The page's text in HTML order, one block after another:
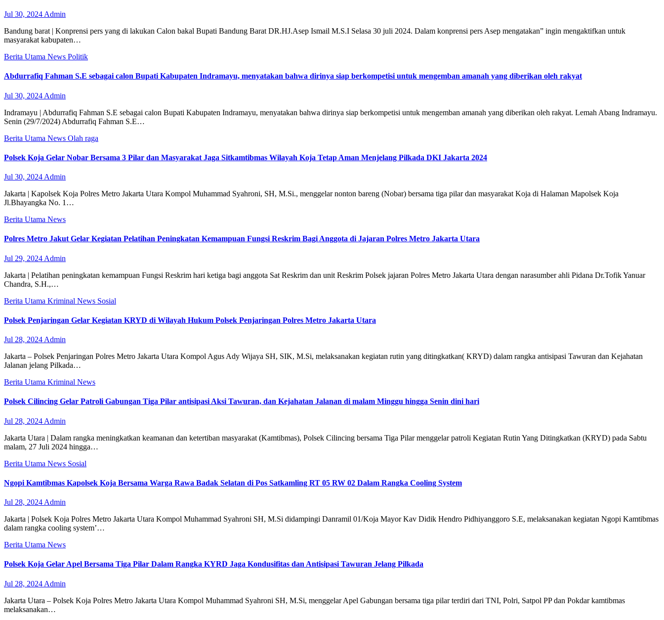
Jul 30, 2024 Admin
Bandung barat | Konprensi pers yang di lakukan Calon bakal Bupati Bandung Barat DR.HJ.Asep Ismail M.S.I Selasa 30 juli 2024. Dalam konprensi pers Asep mengatakan” ingin mengaktifkan untuk
masyarakat kabupaten…
Berita Utama News Politik
Abdurrafiq Fahman S.E sebagai calon Bupati Kabupaten Indramayu, menyatakan bahwa dirinya siap berkompetisi untuk mengemban amanah yang diberikan oleh rakyat
Jul 30, 2024 Admin
Indramayu | Abdurrafiq Fahman S.E sebagai calon Bupati Kabupaten Indramayu, menyatakan bahwa dirinya siap berkompetisi untuk mengemban amanah yang diberikan oleh rakyat. Lemah Abang Indramayu.
Senin (29/7/2024) Abdurrafiq Fahman S.E…
Berita Utama News Olah raga
Polsek Koja Gelar Nobar Bersama 3 Pilar dan Masyarakat Jaga Sitkamtibmas Wilayah Koja Tetap Aman Menjelang Pilkada DKI Jakarta 2024
Jul 30, 2024 Admin
Jakarta | Kapolsek Koja Polres Metro Jakarta Utara Kompol Muhammad Syahroni, SH, M.Si., menggelar nonton bareng (Nobar) bersama tiga pilar dan masyarakat Koja di Halaman Mapolsek Koja
Jl.Bhayangka No. 1…
Berita Utama News
Polres Metro Jakut Gelar Kegiatan Pelatihan Peningkatan Kemampuan Fungsi Reskrim Bagi Anggota di Jajaran Polres Metro Jakarta Utara
Jul 29, 2024 Admin
Jakarta | Pelatihan peningkatan kemampuan Fungsi Reskrim hari ketiga bagi anggota Sat Reskrim dan unit Reskrim Polsek jajaran Polres Metro Jakarta Utara dengan narasumber ahli Pidana Dr.Tofik Yanuar
Chandra, S.H.,…
Berita Utama Kriminal News Sosial
Polsek Penjaringan Gelar Kegiatan KRYD di Wilayah Hukum Polsek Penjaringan Polres Metro Jakarta Utara
Jul 28, 2024 Admin
Jakarta – Polsek Penjaringan Polres Metro Jakarta Utara Kompol Agus Ady Wijaya SH, SIK, M.Si, melaksanakan kegiatan rutin yang ditingkatkan( KRYD) dalam rangka antisipasi Tawuran dan Kejahatan
Jalanan jelang Pilkada…
Berita Utama Kriminal News
Polsek Cilincing Gelar Patroli Gabungan Tiga Pilar antisipasi Aksi Tawuran, dan Kejahatan Jalanan di malam Minggu hingga Senin dini hari
Jul 28, 2024 Admin
Jakarta Utara | Dalam rangka meningkatkan keamanan dan ketertiban masyarakat (Kamtibmas), Polsek Cilincing bersama Tiga Pilar menggelar patroli Kegiatan Rutin Yang Ditingkatkan (KRYD) pada Sabtu
malam, 27 Juli 2024 hingga…
Berita Utama News Sosial
Ngopi Kamtibmas Kapolsek Koja Bersama Warga Rawa Badak Selatan di Pos Satkamling RT 05 RW 02 Dalam Rangka Cooling System
Jul 28, 2024 Admin
Jakarta | Polsek Koja Polres Metro Jakarta Utara Kompol Muhammad Syahroni SH, M.Si didampingi Danramil 01/Koja Mayor Kav Didik Hendro Pidhiyanggoro S.E, melaksanakan kegiatan Ngopi Kamtibmas
dalam rangka cooling system’…
Berita Utama News
Polsek Koja Gelar Apel Bersama Tiga Pilar Dalam Rangka KYRD Jaga Kondusifitas dan Antisipasi Tawuran Jelang Pilkada
Jul 28, 2024 Admin
Jakarta Utara – Polsek Koja Polres Metro Jakarta Utara Kompol Muhammad Syahroni SH, M.Si, menggelar Apel Gabungan bersama tiga pilar terdiri dari TNI, Polri, Satpol PP dan Pokdar kamtibmas
melaksanakan…